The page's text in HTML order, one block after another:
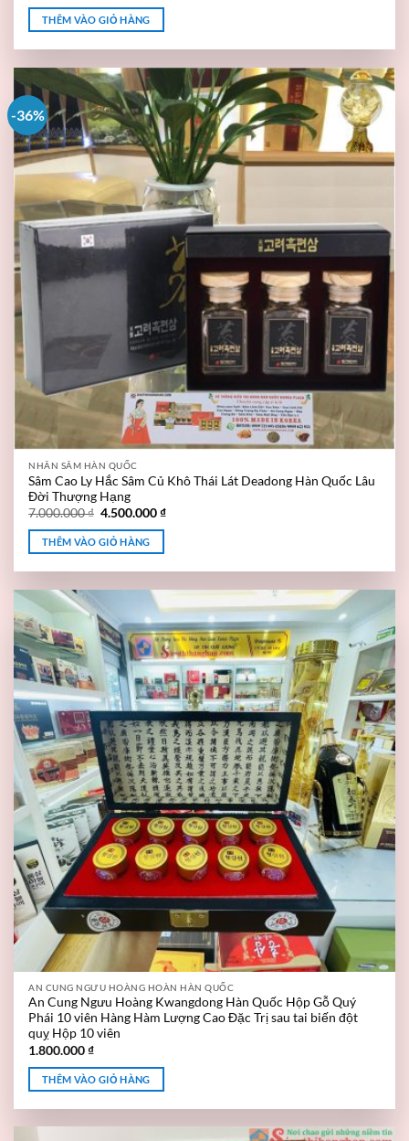
THÊM VÀO GIỎ HÀNG
-36%
NHÂN SÂM HÀN QUỐC
Sâm Cao Ly Hắc Sâm Củ Khô Thái Lát Deadong Hàn Quốc Lâu
Đời Thượng Hạng
7.000.000₫ 4.500.000₫
THÊM VÀO GIỎ HÀNG
AN CUNG NGƯU HOÀNG HOÀN HÀN QUỐC
An Cung Ngưu Hoàng Kwangdong Hàn Quốc Hộp Gỗ Quý
Phái 10 viên Hàng Hàm Lượng Cao Đặc Trị sau tai biến đột
quỵ Hộp 10 viên
1.800.000₫
THÊM VÀO GIỎ HÀNG